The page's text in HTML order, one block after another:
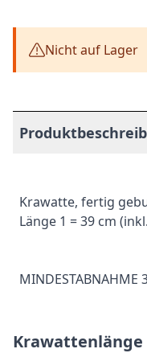
Nicht auf Lager
Krawatte, fertig
Länge 1 = 39 cm
MINDESTABNAHME
Krawattenlänge